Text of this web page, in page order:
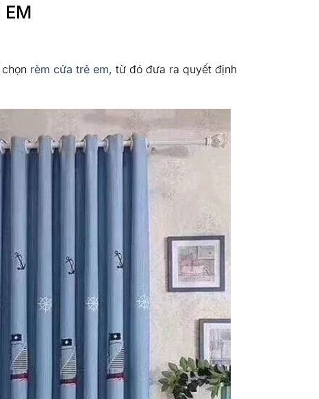
EM
rèm cửa trẻ em, từ đó đưa ra quyết định